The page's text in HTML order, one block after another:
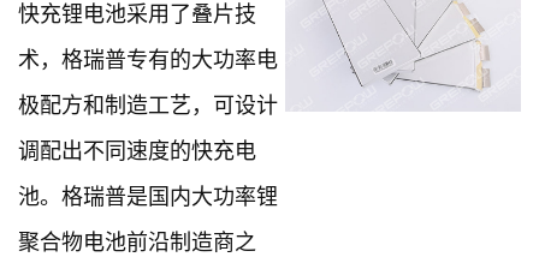
快充锂电池采用了叠片技
术，格瑞普专有的大功率电
极配方和制造工艺，可设计
调配出不同速度的快充电
池。格瑞普是国内大功率锂
聚合物电池前沿制造商之